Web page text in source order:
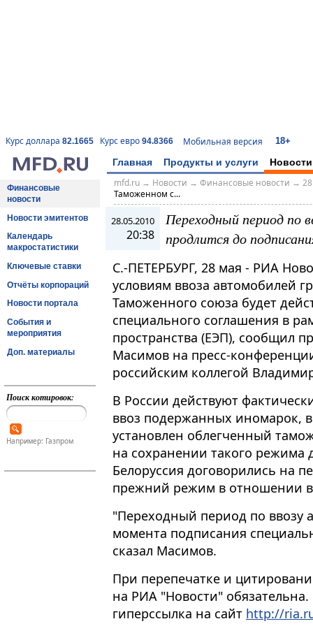
Курс доллара 82.1665 Курс евро 94.8366 Мобильная версия 18+
Главная Продукты и услуги Новости
Финансовые
новости
Новости эмитентов
Календарь
макростатистики
Ключевые ставки
Отчёты корпораций
Новости портала
События и
мероприятия
Доп. материалы
Поиск котировок:
Например: Газпром
mfd.ru→ Новости → Финансовые новости →
Таможенном с...
28.05.2010
20:38
Переходный период по
продлится до
С.-ПЕТЕРБУРГ, 28 мая - РИА
условиям ввоза автомобилей
Таможенного союза будет
специального соглашения в
пространства (ЕЭП), сообщил
Масимов на пресс-
российским коллегой
В России действуют
ввоз подержанных иномарок,
установлен облегченный
на сохранении такого режима
Белоруссия договорились на
прежний режим в отношении
"Переходный период по ввозу
момента подписания
сказал Масимов.
При перепечатке и
на РИА "Новости"
гиперссылка на сайт http://